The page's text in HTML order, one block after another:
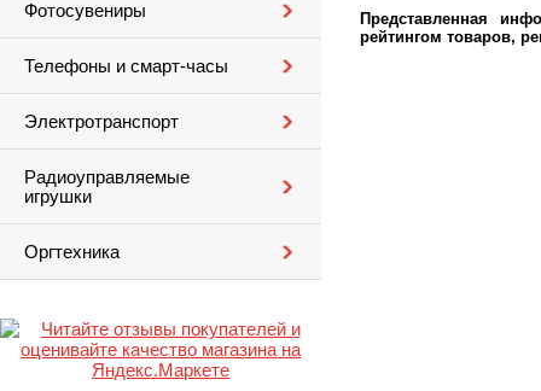
Фотосувениры
Телефоны и смарт-часы
Электротранспорт
Радиоуправляемые
игрушки
Оргтехника
Представленная
рейтингом товаров,